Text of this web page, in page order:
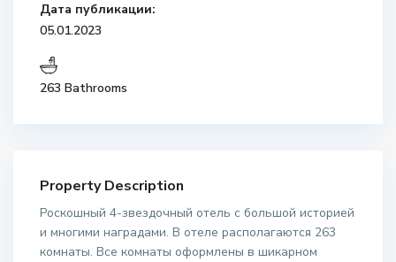
Дата публикации:
05.01.2023
263 Bathrooms
Property Description
Роскошный 4-звездочный отель с большой историей
и многими наградами. В отеле располагаются 263
комнаты. Все комнаты оформлены в шикарном